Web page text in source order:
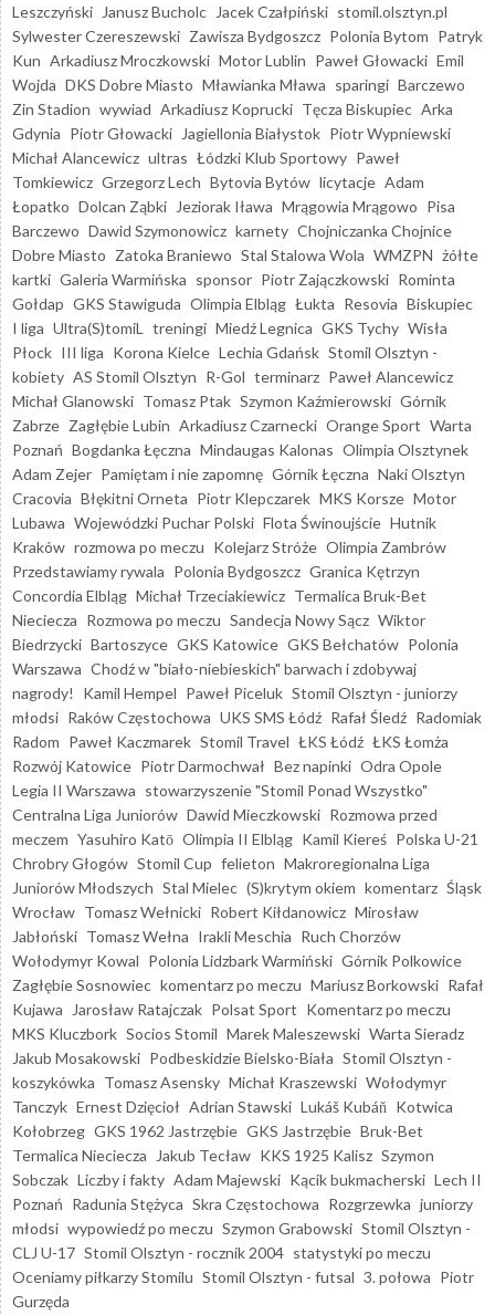
Leszczyński
Janusz Bucholc Jacek Czałpiński stomil.olsztyn.pl
Sylwester Czereszewski Zawisza Bydgoszcz Polonia Bytom Patryk
Kun Arkadiusz Mroczkowski Motor Lublin Paweł Głowacki Emil
Wojda DKS Dobre Miasto Mławianka Mława sparingi Barczewo
Zin Stadion wywiad Arkadiusz Koprucki Tęcza Biskupiec Arka
Gdynia Piotr Głowacki Jagiellonia Białystok Piotr Wypniewski
Michał Alancewicz ultras Łódzki Klub Sportowy Paweł
Tomkiewicz Grzegorz Lech Bytovia Bytów licytacje Adam
Łopatko Dolcan Ząbki Jeziorak Iława Mrągowia Mrągowo Pisa
Barczewo Dawid Szymonowicz karnety Chojniczanka Chojnice
Dobre Miasto Zatoka Braniewo Stal Stalowa Wola WMZPN żółte
kartki Galeria Warmińska sponsor Piotr Zajączkowski Rominta
Gołdap GKS Stawiguda Olimpia Elbląg Łukta Resovia Biskupiec
I liga Ultra(S)tomiL treningi Miedź Legnica GKS Tychy Wisła
Płock III liga Korona Kielce Lechia Gdańsk Stomil Olsztyn -
kobiety AS Stomil Olsztyn R-Gol terminarz Paweł Alancewicz
Michał Glanowski Tomasz Ptak Szymon Kaźmierowski Górnik
Zabrze Zagłębie Lubin Arkadiusz Czarnecki Orange Sport Warta
Poznań Bogdanka Łęczna Mindaugas Kalonas Olimpia Olsztynek
Adam Zejer Pamiętam i nie zapomnę Górnik Łęczna Naki Olsztyn
Cracovia Błękitni Orneta Piotr Klepczarek MKS Korsze Motor
Lubawa Wojewódzki Puchar Polski Flota Świnoujście Hutnik
Kraków rozmowa po meczu Kolejarz Stróże Olimpia Zambrów
Przedstawiamy rywala Polonia Bydgoszcz Granica Kętrzyn
Concordia Elbląg Michał Trzeciakiewicz Termalica Bruk-Bet
Nieciecza Rozmowa po meczu Sandecja Nowy Sącz Wiktor
Biedrzycki Bartoszyce GKS Katowice GKS Bełchatów Polonia
Warszawa Chodź w "biało-niebieskich" barwach i zdobywaj
nagrody!
Kamil Hempel Paweł Piceluk Stomil Olsztyn - juniorzy
młodsi Raków Częstochowa UKS SMS Łódź Rafał Śledź Radomiak
Radom Paweł Kaczmarek Stomil Travel ŁKS Łódź ŁKS Łomża
Rozwój Katowice Piotr Darmochwał Bez napinki Odra Opole
Legia II Warszawa stowarzyszenie "Stomil Ponad Wszystko"
Centralna Liga Juniorów Dawid Mieczkowski Rozmowa przed
meczem Yasuhiro Katō Olimpia II Elbląg Kamil Kiereś Polska U-21
Chrobry Głogów Stomil Cup felieton Makroregionalna Liga
Juniorów Młodszych Stal Mielec (S)krytym okiem komentarz Śląsk
Wrocław Tomasz Wełnicki Robert Kiłdanowicz Mirosław
Jabłoński Tomasz Wełna Irakli Meschia Ruch Chorzów
Wołodymyr Kowal Polonia Lidzbark Warmiński Górnik Polkowice
Zagłębie Sosnowiec komentarz po meczu Mariusz Borkowski Rafał
Kujawa
Jarosław Ratajczak Polsat Sport Komentarz po meczu
MKS Kluczbork Socios Stomil Marek Maleszewski Warta Sieradz
Jakub Mosakowski Podbeskidzie Bielsko-Biała Stomil Olsztyn -
koszykówka Tomasz Asensky Michał Kraszewski Wołodymyr
Tanczyk Ernest Dzięcioł Adrian Stawski Lukáš Kubáň Kotwica
Kołobrzeg GKS 1962 Jastrzębie GKS Jastrzębie Bruk-Bet
Termalica Nieciecza
Jakub Tecław KKS 1925 Kalisz Szymon
Sobczak Liczby i fakty Adam Majewski Kącik bukmacherski Lech II
Poznań Radunia Stężyca Skra Częstochowa Rozgrzewka juniorzy
młodsi wypowiedź po meczu Szymon Grabowski Stomil Olsztyn -
CLJ U-17 Stomil Olsztyn - rocznik 2004 statystyki po meczu
Oceniamy piłkarzy Stomilu Stomil Olsztyn - futsal 3. połowa Piotr
Gurzęda